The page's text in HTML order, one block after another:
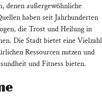
denen außergewöhnliche
haben seit Jahrhunderten
die Trost und Heilung in
Die Stadt bietet eine Vielzahl
Ressourcen nutzen und
und Fitness bieten.